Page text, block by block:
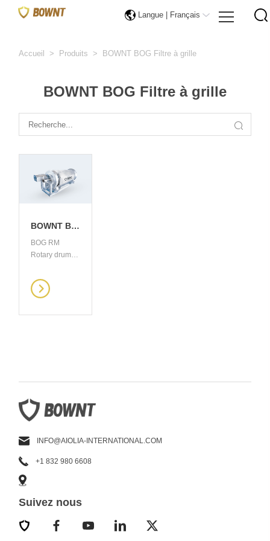
Langue | Français
Accueil > Produits > BOWNT BOG Filtre à grille
BOWNT BOG Filtre à grille
BOWNT BO
G RL Chain
BOG RM
Rotary drum
kind of m...
INFO@AIOLIA-INTERNATIONAL.COM
+1 832 980 6608
Suivez nous